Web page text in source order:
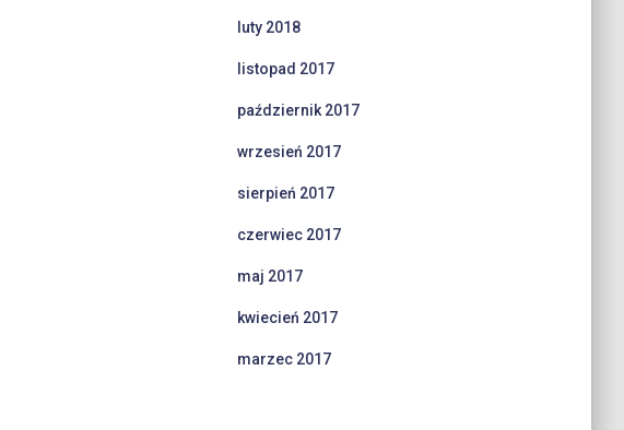
luty 2018
listopad 2017
październik 2017
wrzesień 2017
sierpień 2017
czerwiec 2017
maj 2017
kwiecień 2017
marzec 2017